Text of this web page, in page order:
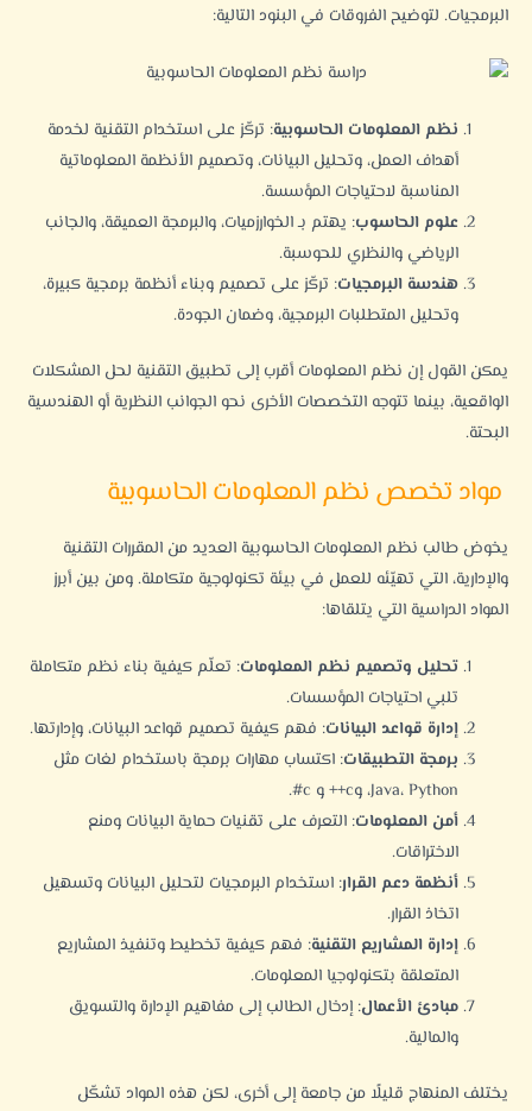
البرمجيات. لتوضيح الفروقات في البنود التالية:
نظم المعلومات الحاسوبية: تركّز على استخدام التقنية لخدمة
أهداف العمل، وتحليل البيانات، وتصميم الأنظمة المعلوماتية
المناسبة لاحتياجات المؤسسة.
علوم الحاسوب: يهتم بـ الخوارزميات، والبرمجة العميقة، والجانب
الرياضي والنظري للحوسبة.
هندسة البرمجيات: تركّز على تصميم وبناء أنظمة برمجية كبيرة،
وتحليل المتطلبات البرمجية، وضمان الجودة.
يمكن القول إن نظم المعلومات أقرب إلى تطبيق التقنية لحل المشكلات
الواقعية، بينما تتوجه التخصصات الأخرى نحو الجوانب النظرية أو الهندسية
البحتة.
مواد تخصص نظم المعلومات الحاسوبية
يخوض طالب نظم المعلومات الحاسوبية العديد من المقررات التقنية
والإدارية، التي تهيّئه للعمل في بيئة تكنولوجية متكاملة. ومن بين أبرز
المواد الدراسية التي يتلقاها:
تحليل وتصميم نظم المعلومات: تعلّم كيفية بناء نظم متكاملة
تلبي احتياجات المؤسسات.
إدارة قواعد البيانات: فهم كيفية تصميم قواعد البيانات، وإدارتها.
برمجة التطبيقات: اكتساب مهارات برمجة باستخدام لغات مثل
Java، Python، وc++ و c#.
أمن المعلومات: التعرف على تقنيات حماية البيانات ومنع
الاختراقات.
أنظمة دعم القرار: استخدام البرمجيات لتحليل البيانات وتسهيل
اتخاذ القرار.
إدارة المشاريع التقنية: فهم كيفية تخطيط وتنفيذ المشاريع
المتعلقة بتكنولوجيا المعلومات.
مبادئ الأعمال: إدخال الطالب إلى مفاهيم الإدارة والتسويق
والمالية.
يختلف المنهاج قليلًا من جامعة إلى أخرى، لكن هذه المواد تشكّل